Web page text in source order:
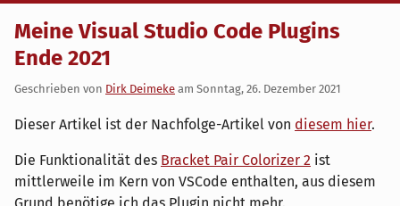
Meine Visual Studio Code Plugins
Ende 2021
Geschrieben von Dirk Deimeke am Sonntag, 26. Dezember 2021
Dieser Artikel ist der Nachfolge-Artikel von diesem hier.
Die Funktionalität des Bracket Pair Colorizer 2 ist
mittlerweile im Kern von VSCode enthalten, aus diesem